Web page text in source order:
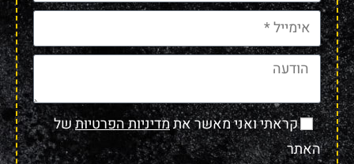
קראתי ואני מאשר אתמדיניות הפרטיותשל
האתר